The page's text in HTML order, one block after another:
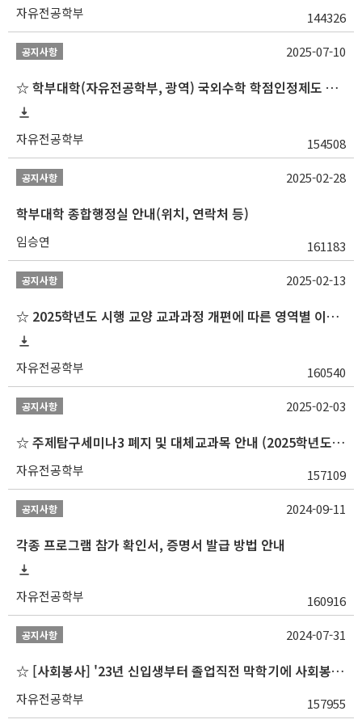
자유전공학부 144326
공지사항
☆ 학부대학(자유전공학부, 광역) 국외수학 학점인정제도 변경 안내(2025-2학기 파견학생부터)
자유전공학부 154508
2025-07-10
공지사항
학부대학 종합행정실 안내(위치, 연락처 등)
임승연 161183
2025-02-28
공지사항
☆ 2025학년도 시행 교양 교과과정 개편에 따른 영역별 이수 안내
자유전공학부 160540
2025-02-13
공지사항
☆ 주제탐구세미나3 폐지 및 대체교과목 안내 (2025학년도 1학기부터)
자유전공학부 157109
2025-02-03
공지사항
각종 프로그램 참가 확인서, 증명서 발급 방법 안내
자유전공학부 160916
2024-09-11
공지사항
☆ [사회봉사] '23년 신입생부터 졸업직전 막학기에 사회봉사1,2,3 수강 불가
자유전공학부 157955
2024-07-31